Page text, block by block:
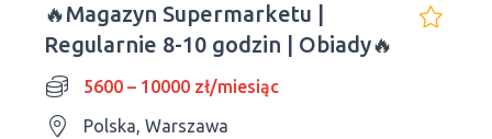
🔥Magazyn Supermarketu |
Regularnie 8-10 godzin | Obiady🔥
5600 – 10000 zł/miesiąc
Polska, Warszawa